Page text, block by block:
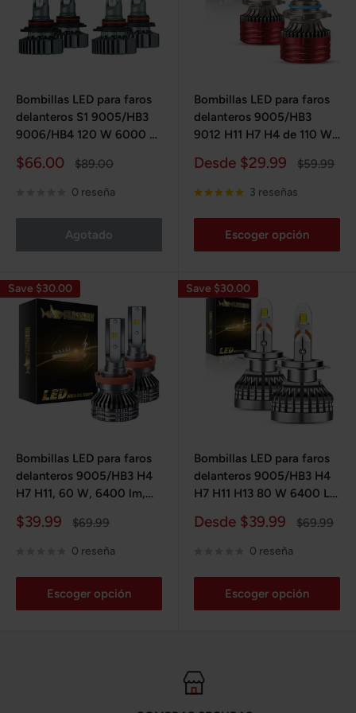
Bombillas LED para faros
delanteros S1 9005/HB3
9006/HB4 120 W 6000 K
pares
Precio
$66.00
Precio
$89.00
0 reseña
Agotado
Bombillas LED para faros
delanteros 9005/HB3
9012 H11 H7 H4 de 110 W,
blanca superbrillante | 2
bombillas para Chevy,
Nissan, Toyota y Honda
Precio
venta
Desde $29.99
Precio
$59.99
3 reseñas
Escoger opción
Save $30.00
Bombillas LED para faros
delanteros 9005/HB3 H4
H7 H11, 60 W, 6400 lm,
bombillas para Chevy,
Ford, Dodge, Jeep, BMW,
Precio
$39.99
Precio
$69.99
0 reseña
Escoger opción
Save $30.00
Bombillas LED para faros
delanteros 9005/HB3 H4
H7 H11 H13 80 W 6400 LM
Precio
Desde $39.99
Precio
$69.99
0 reseña
Escoger opción